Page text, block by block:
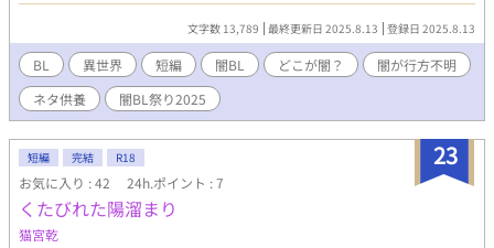
闇BLアンソロジーの没原稿です。しかし微妙に大団円、全然闇に
なりませんでした。ご了承ください。ちなみに闇BLアンソロジー
に寄稿した作品も闇かどうかは微妙です。ご了承ください。（闇
BLアンソロジーの概要URLはこちら
→https://amzn.to/45habbw） ◆ 全三話。性描写のある話には※
印をつけています。 ◆ 本作は不同意プレイを含みます。苦手な方
はご注意ください。 ◆ 本作は他サイトにも掲載しています。 #闇
BL祭り2025
文字数 13,789 最終更新日 2025.8.13 登録日 2025.8.13
BL 異世界 短編 闇BL どこが闇？
闇が行方不明
ネタ供養
闇BL祭り2025
23
短編 完結 R18
お気に入り : 42 24h.ポイント : 7
くたびれた陽溜まり
猫宮乾